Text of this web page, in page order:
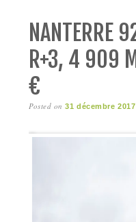
NANTERRE
R+3, 4 909
€
Posted on31 décembre 2017